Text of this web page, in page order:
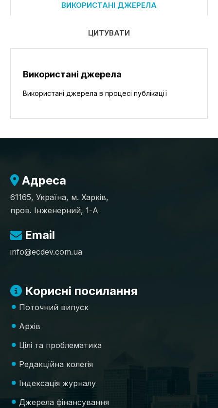
ВИКОРИСТАНІ ДЖЕРЕЛА
ЦИТУВАТИ
Використані джерела
Використані джерела в процесі публікації
Адреса
61165, Україна, м. Харків,
пров. Інженерний, 1-А
Email
info@ecdev.com.ua
Корисні посилання
Поточний випуск
Архів
Цілі та проблематика
Редакційна колегія
Індексація журналу
Джерела фінансування